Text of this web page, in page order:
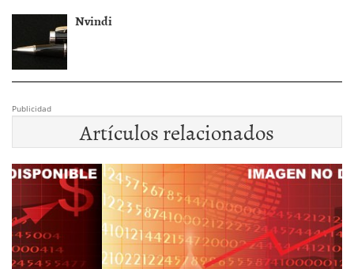
Nvindi
Publicidad
Artículos relacionados